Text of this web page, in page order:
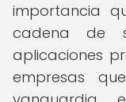
importancia
cadena de
aplicaciones
empresas